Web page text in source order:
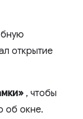
открытие
, чтобы
об окне.